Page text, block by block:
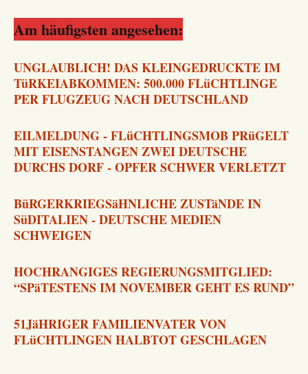
Am häufigsten angesehen:
UNGLAUBLICH! DAS KLEINGEDRUCKTE IM
TüRKEIABKOMMEN: 500.000 FLüCHTLINGE
PER FLUGZEUG NACH DEUTSCHLAND
EILMELDUNG - FLüCHTLINGSMOB PRüGELT
MIT EISENSTANGEN ZWEI DEUTSCHE
DURCHS DORF - OPFER SCHWER VERLETZT
BüRGERKRIEGSäHNLICHE ZUSTäNDE IN
SüDITALIEN - DEUTSCHE MEDIEN
SCHWEIGEN
HOCHRANGIGES REGIERUNGSMITGLIED:
“SPäTESTENS IM NOVEMBER GEHT ES RUND”
51JäHRIGER FAMILIENVATER VON
FLüCHTLINGEN HALBTOT GESCHLAGEN